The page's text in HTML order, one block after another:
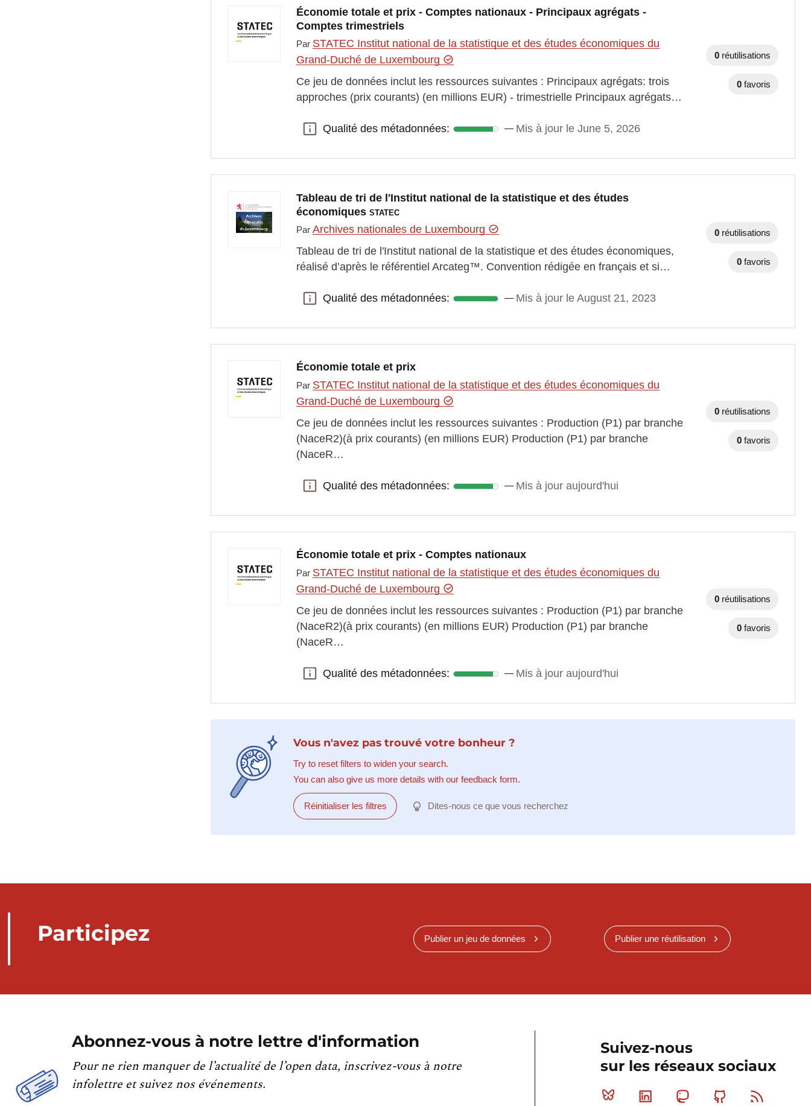
Économie totale et prix - Comptes nationaux - Principaux agrégats -
Comptes trimestriels
Par STATEC Institut national de la statistique et des études économiques du
Grand-Duché de Luxembourg
Ce jeu de données inclut les ressources suivantes : Principaux agrégats: trois
approches (prix courants) (en millions EUR) - trimestrielle Principaux agrégats…
Qualité des métadonnées:
Qualité des métadonnées: Mis à jour le June 5, 2026
0 réutilisations
0 favoris
Tableau de tri de l'Institut national de la statistique et des études
économiquesSTATEC
ParArchives nationales de Luxembourg
Tableau de tri de l'Institut national de la statistique et des études économiques,
réalisé d’après le référentiel Arcateg™. Convention rédigée en français et si…
Qualité des métadonnées:
Qualité des métadonnées: Mis à jour le August 21, 2023
0 réutilisations
0 favoris
Économie totale et prix
Par STATEC Institut national de la statistique et des études économiques du
Grand-Duché de Luxembourg
Ce jeu de données inclut les ressources suivantes : Production (P1) par branche
(NaceR2)(à prix courants) (en millions EUR) Production (P1) par branche
(NaceR…
Qualité des métadonnées:
Qualité des métadonnées: Mis à jour aujourd'hui
0 réutilisations
0 favoris
Économie totale et prix - Comptes nationaux
Par STATEC Institut national de la statistique et des études économiques du
Grand-Duché de Luxembourg
Ce jeu de données inclut les ressources suivantes : Production (P1) par branche
(NaceR2)(à prix courants) (en millions EUR) Production (P1) par branche
(NaceR…
Qualité des métadonnées:
Qualité des métadonnées: Mis à jour aujourd'hui
0 réutilisations
0 favoris
Vous n'avez pas trouvé votre bonheur ?
Try to reset filters to widen your search.
You can also give us more details with our feedback form.
Réinitialiser les filtres Dites-nous ce que vous recherchez
Participez Publier un jeu de données Publier une réutilisation
Abonnez-vous à notre lettre d'information
Pour ne rien manquer de l’actualité de l’open data, inscrivez-vous à notre
infolettre et suivez nos événements.
Suivez-nous
sur les réseaux sociaux
Bluesky Linkedin MastodonGithub